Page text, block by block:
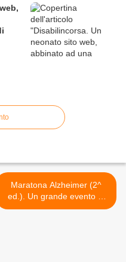
Maratona Alzheimer (2^
ed.). Un grande evento di
solidarietà - una 42,195 km